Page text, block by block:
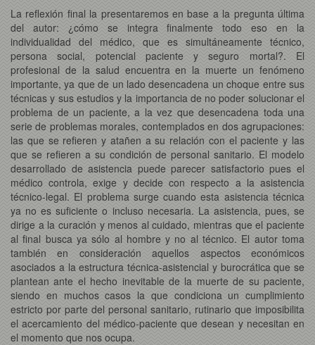
La reflexión final la presentaremos en base a la pregunta última
del autor: ¿cómo se integra finalmente todo eso en la
individualidad del médico, que es simultáneamente técnico,
persona social, potencial paciente y seguro mortal?. El
profesional de la salud encuentra en la muerte un fenómeno
importante, ya que de un lado desencadena un choque entre sus
técnicas y sus estudios y la importancia de no poder solucionar el
problema de un paciente, a la vez que desencadena toda una
serie de problemas morales, contemplados en dos agrupaciones:
las que se refieren y atañen a su relación con el paciente y las
que se refieren a su condición de personal sanitario. El modelo
desarrollado de asistencia puede parecer satisfactorio pues el
médico controla, exige y decide con respecto a la asistencia
técnico-legal. El problema surge cuando esta asistencia técnica
ya no es suficiente o incluso necesaria. La asistencia, pues, se
dirige a la curación y menos al cuidado, mientras que el paciente
al final busca ya sólo al hombre y no al técnico. El autor toma
también en consideración aquellos aspectos económicos
asociados a la estructura técnica-asistencial y burocrática que se
plantean ante el hecho inevitable de la muerte de su paciente,
siendo en muchos casos la que condiciona un cumplimiento
estricto por parte del personal sanitario, rutinario que imposibilita
el acercamiento del médico-paciente que desean y necesitan en
el momento que nos ocupa.